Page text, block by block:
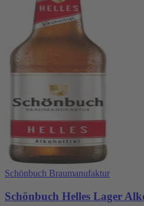
Schönbuch Braumanufaktur
Schönbuch Helles Lager